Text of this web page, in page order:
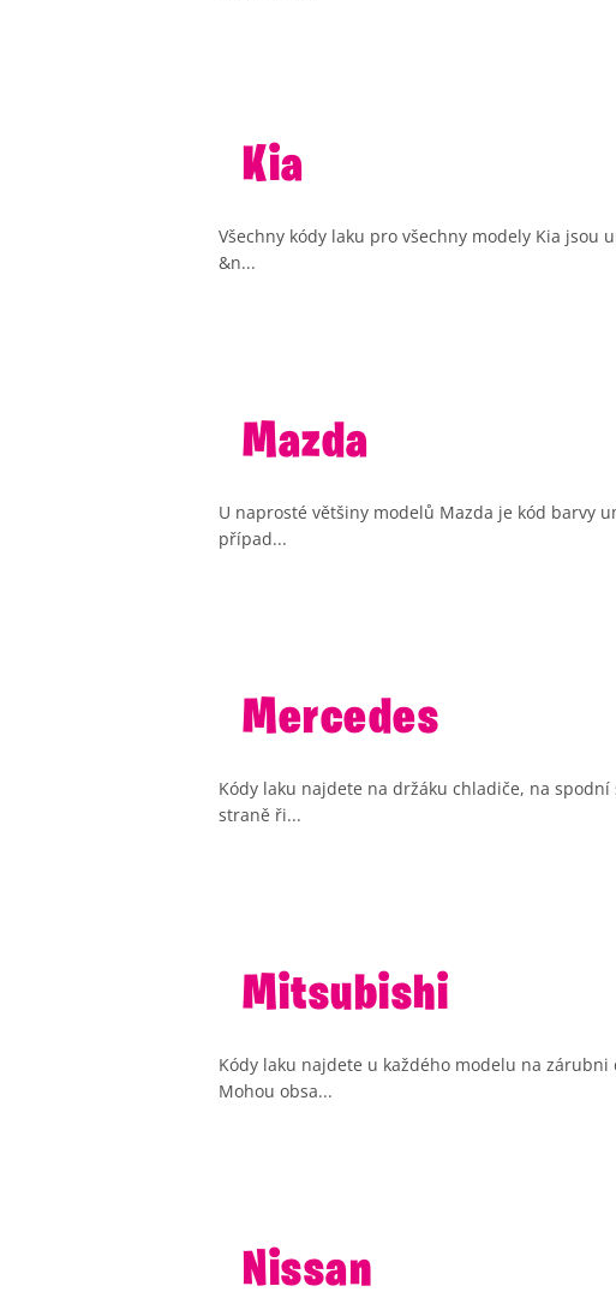
Kia
Všechny kódy laku pro všechny modely Kia jsou
&n...
Mazda
U naprosté většiny modelů Mazda je kód barvy
případ...
Mercedes
Kódy laku najdete na držáku chladiče, na
straně ři...
Mitsubishi
Kódy laku najdete u každého modelu na
Mohou obsa...
Nissan